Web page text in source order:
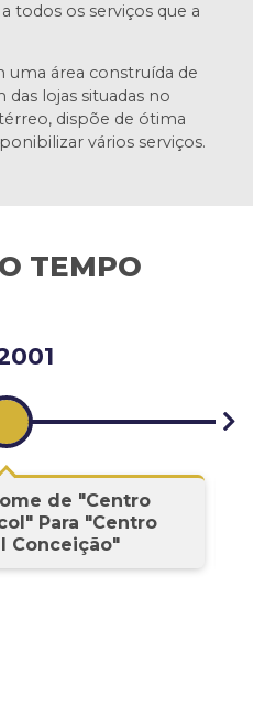
todos os serviços que a
área construída de
das lojas situadas no
dispõe de ótima
vários serviços.
TEMPO
de "Centro
Para "Centro
Conceição"